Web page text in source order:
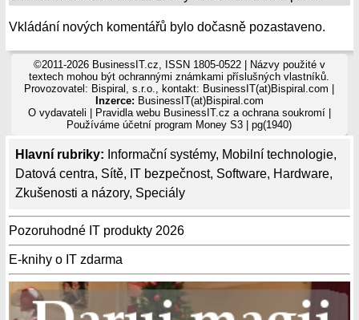
Hlavní rubriky: Informační systémy, Mobilní technologie,
Datová centra, Sítě, IT bezpečnost, Software, Hardware,
Zkušenosti a názory, Speciály
Pozoruhodné IT produkty 2026
E-knihy o IT zdarma
Vkládání nových komentářů bylo dočasně pozastaveno.
©2011-2026 BusinessIT.cz, ISSN 1805-0522 | Názvy použité v
textech mohou být ochrannými známkami příslušných vlastníků.
Provozovatel: Bispiral, s.r.o., kontakt: BusinessIT(at)Bispiral.com |
Inzerce: BusinessIT(at)Bispiral.com
O vydavateli
Pravidla webu BusinessIT.cz a ochrana soukromí|
Používámeúčetní program Money S3 | pg(1940)